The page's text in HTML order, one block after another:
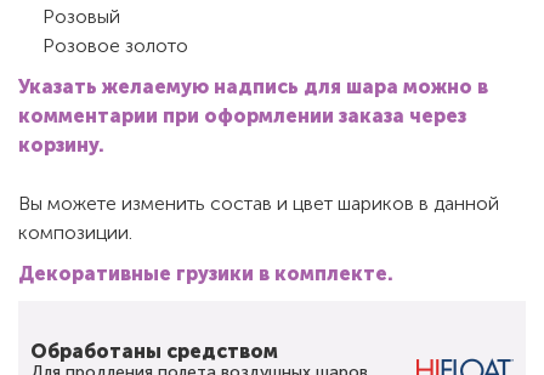
Розовый
Розовое золото
Указать желаемую надпись для шара можно в
комментарии при оформлении заказа через
корзину.
Вы можете изменить состав и цвет шариков в данной
композиции.
Декоративные грузики в комплекте.
Обработаны средством